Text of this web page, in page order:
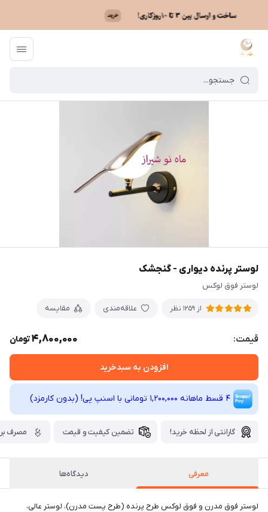
ماه نو / فهرست محصولات
لوستر پرنده دیواری - گنجشک
لوستر فوق لوکس
از 1259 نظر علاقه‌مندی مقایسه
قیمت: 4,800,000تومان
افزودن به سبدخرید
4 قسط ماهانه 1,200,000 تومانی با اسنپ ‌پی! (بدون کارمزد)
گارانتی از لحظه خرید! تضمین کیفیت و قیمت مصرف
معرفی دیدگاه‌ها
لوستر فوق مدرن و فوق لوکس طرح پرنده (طرح پست مدرن)، لوستر عالی،